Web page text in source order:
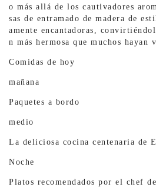
o más allá de los cautivadores
sas de entramado de madera de
amente encantadoras,
n más hermosa que muchos hayan
Comidas de hoy
mañana
Paquetes a bordo
medio
La deliciosa cocina centenaria de
Noche
Platos recomendados por el chef